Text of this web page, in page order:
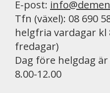
E-post:
Tfn (växel): 08 690
helgfria vardagar kl
fredagar)
Dag före helgdag
8.00-12.00